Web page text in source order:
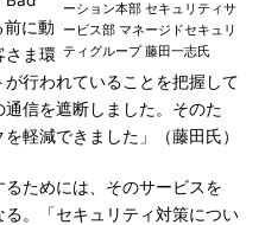
ーション本部 セキュリティサ
ービス部 マネージドセキュリ
ティグループ 藤田一志氏
前に動
さま環
行われていることを把握して
信を遮断しました。そのた
軽減できました」（藤田氏）
ためには、そのサービスを
る。「セキュリティ対策につい